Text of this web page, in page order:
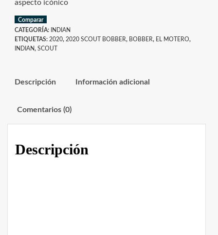
aspecto icónico
Comparar
CATEGORÍA:
INDIAN
ETIQUETAS: 2020, 2020 SCOUT BOBBER, BOBBER, EL MOTERO,
INDIAN, SCOUT
Descripción Información adicional
Comentarios (0)
Descripción